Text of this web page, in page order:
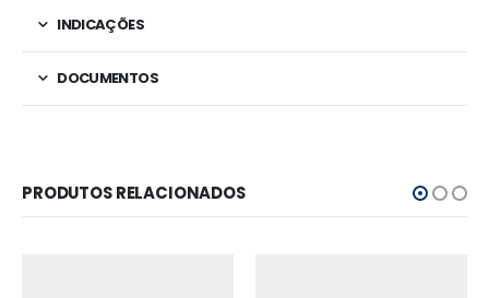
INDICAÇÕES
DOCUMENTOS
PRODUTOS RELACIONADOS